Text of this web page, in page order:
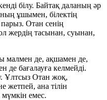
білу. Байтақ даланың әр
ұшымен, білектің
Отан сенің
жердің тасынан, суынан,
малмен де, ақшамен де,
де бағалауға келмейді.
Ұлтсыз Отан жоқ,
жетпей, ана тілін
емес.